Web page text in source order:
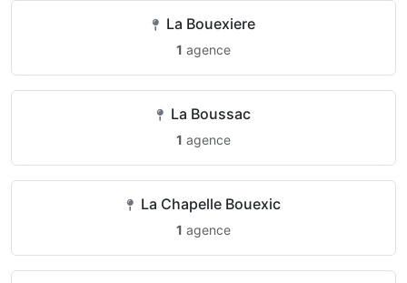
La Bouexiere
1 agence
La Boussac
1 agence
La Chapelle Bouexic
1 agence